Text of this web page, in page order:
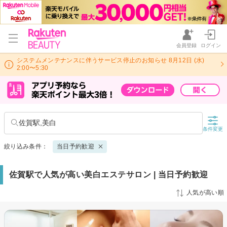
会員登録 ログイン
システムメンテナンスに伴うサービス停止のお知らせ 8月12日 (水)
2:00〜5:30
佐賀駅,美白
条件変更
絞り込み条件： 当日予約歓迎
佐賀駅で人気が高い美白エステサロン | 当日予約歓迎
人気が高い順